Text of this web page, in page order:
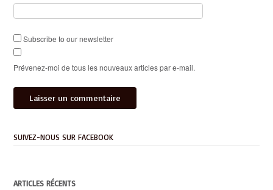
Subscribe to our newsletter
Prévenez-moi de tous les nouveaux articles par e-mail.
SUIVEZ-NOUS SUR FACEBOOK
ARTICLES RÉCENTS